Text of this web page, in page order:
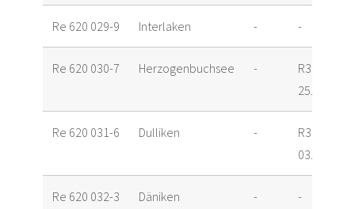
Re 620 029-9 Interlaken - -
Re 620 030-7 Herzogenbuchsee -
R3
25.08.16
Re 620 031-6 Dulliken -
R3
03.11.16
Re 620 032-3 Däniken - -